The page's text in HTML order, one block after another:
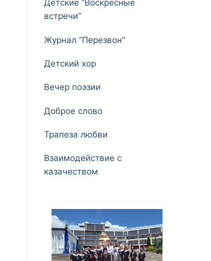
Детские “Воскресные
встречи”
Журнал “Перезвон”
Детский хор
Вечер поэзии
Доброе слово
Трапеза любви
Взаимодействие с
казачеством